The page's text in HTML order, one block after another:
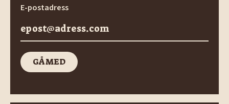
E-postadress
GÅ med
GÅ MED